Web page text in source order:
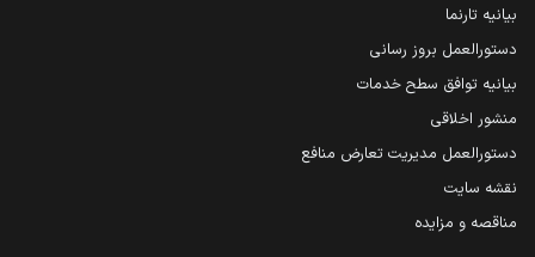
بیانیه تارنما
دستورالعمل بروز رسانی
بیانیه توافق سطح خدمات
منشور اخلاقی
دستورالعمل مدیریت تعارض منافع
نقشه سایت
مناقصه و مزایده